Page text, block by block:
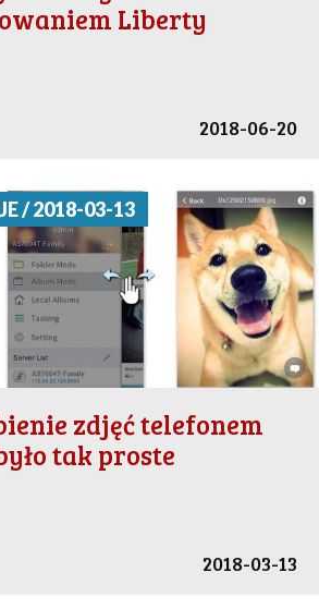
Liberty
2018-06-20
/ 2018-03-13
zdjęć telefonem
tak proste
2018-03-13